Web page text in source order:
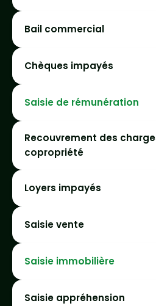
Bail commercial
Chèques impayés
Saisie de rémunération
Recouvrement des
copropriété
Loyers impayés
Saisie vente
Saisie immobilière
Saisie appréhension